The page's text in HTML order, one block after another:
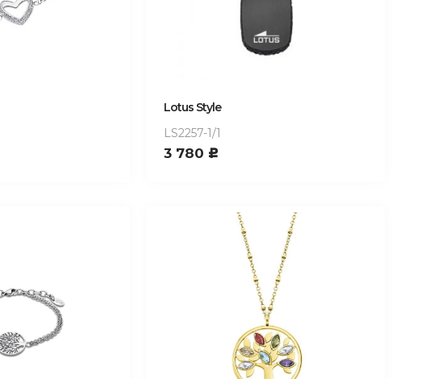
Lotus Style
LS2257-1/1
3 780 c